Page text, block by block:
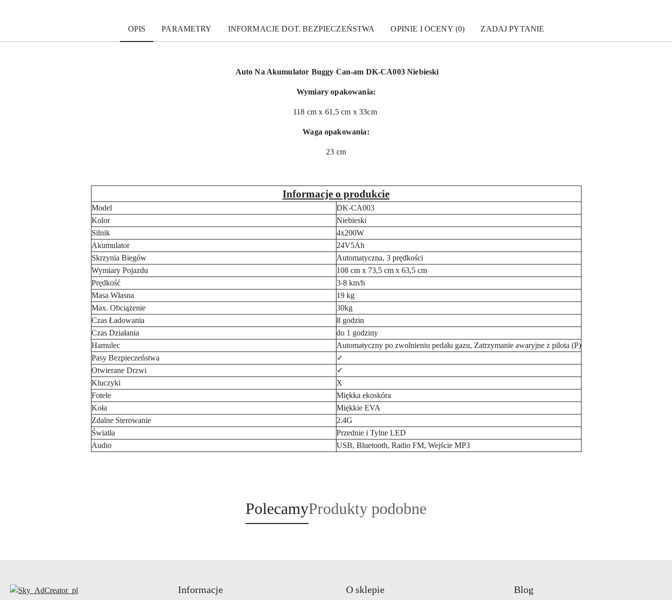
OPIS PARAMETRY INFORMACJE DOT. BEZPIECZEŃSTWA OPINIE I OCENY (0) ZADAJ PYTANIE
Auto Na Akumulator Buggy Can-am DK-CA003 Niebieski
Wymiary opakowania:
118 cm x 61,5 cm x 33cm
Waga opakowania:
23 cm
Informacje o produkcie
Model
DK-CA003
Kolor
Niebieski
Silnik
4x200W
Akumulator
24V5Ah
Skrzynia Biegów
Automatyczna, 3 prędkości
Wymiary Pojazdu
108 cm x 73,5 cm x 63,5 cm
Prędkość
3-8 km/h
Masa Własna
19 kg
Max. Obciążenie
30kg
Czas Ładowania
8 godzin
Czas Działania
do 1 godziny
Hamulec
Automatyczny po zwolnieniu pedału gazu, Zatrzymanie awaryjne z pilota (P)
Pasy Bezpieczeństwa
✓
Otwierane Drzwi
✓
Kluczyki
X
Fotele
Miękka ekoskóra
Koła
Miękkie EVA
Zdalne Sterowanie
2.4G
Światła
Przednie i Tylne LED
Audio
USB, Bluetooth, Radio FM, Wejście MP3
Produkty
o
PolecamyProdukty
o
Produkty podobne
Informacje O sklepie Blog